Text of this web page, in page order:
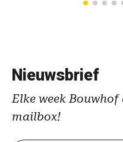
Nieuwsbrief
Elke week
mailbox!